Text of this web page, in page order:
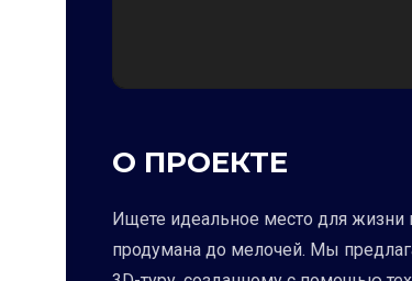
О ПРОЕКТЕ
Ищете идеальное место для жизни
продумана до мелочей. Мы